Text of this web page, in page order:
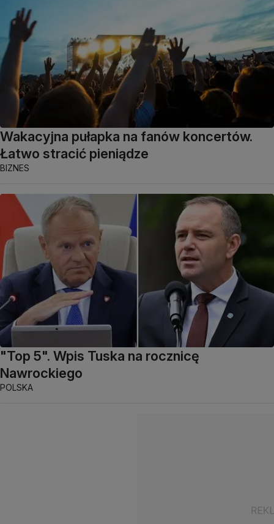
Wakacyjna pułapka na fanów koncertów.
Łatwo stracić pieniądze
BIZNES
"Top 5". Wpis Tuska na rocznicę
Nawrockiego
POLSKA